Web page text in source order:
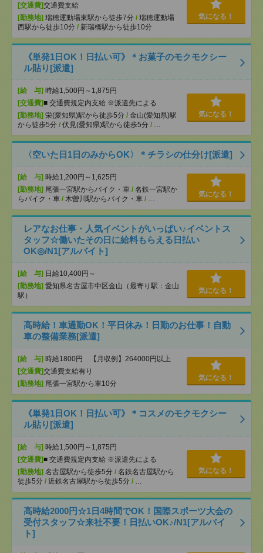
[交通費]交通費支給
[勤務地] 瑞穂運動場東駅から徒歩7分 / 瑞穂運動場
西駅から徒歩10分 / 新瑞橋駅から徒歩10分
気になる！
《単発1日OK！日払い可》＊お菓子のモクモクシー
ル貼り[派遣]
[給 与] 時給1,500円～1,875円
[交通費]■ 交通費規定内支給 ※派遣先による
[勤務地] 栄(愛知県)駅から徒歩5分 / 金山(愛知県)駅
から徒歩5分 / 伏見(愛知県)駅から徒歩5分 / …
気になる！
〈空いた日1日のみからOK〉＊チラシの仕分け[派遣]
[給 与] 時給1,200円～1,625円
[勤務地] 尾張一宮駅からバイク・車 / 名鉄一宮駅か
らバイク・車 / 木曽川駅からバイク・車 / …
気になる！
レアなお仕事・人気イベントがいっぱい♪イベントス
タッフ☆働いたその日に給料もらえる日払い
OK◎/N1[アルバイト]
[給 与] 日給10,400円～
[勤務地] 愛知県名古屋市中区金山（最寄り駅：金山
駅）
気になる！
高時給！車通勤OK！平日休み！日勤のお仕事！自動
車の整備業務[派遣]
[給 与] 時給1800円 【月収例】264000円以上
[交通費]交通費支給有り
[勤務地] 尾張一宮駅から車10分
気になる！
《単発1日OK！日払い可》＊コスメのモクモクシー
ル貼り[派遣]
[給 与] 時給1,500円～1,875円
[交通費]■ 交通費規定内支給 ※派遣先による
[勤務地] 名古屋駅から徒歩5分 / 名鉄名古屋駅から
徒歩5分 / 近鉄名古屋駅から徒歩5分 / …
気になる！
高時給2000円☆1日4時間でOK！国際スポーツ大会の
受付スタッフ☆来社不要！日払いOK♪/N1[アルバイ
ト]